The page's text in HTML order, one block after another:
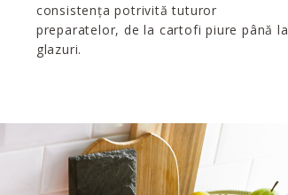
consistența potrivită tuturor
preparatelor, de la cartofi piure până la
glazuri.